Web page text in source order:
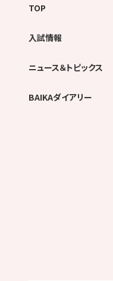
TOP
入試情報
ニュース＆トピックス
BAIKAダイアリー